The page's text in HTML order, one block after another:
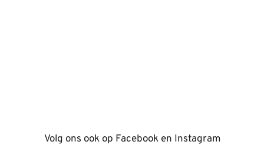
Volg ons ook op Facebook en Instagram